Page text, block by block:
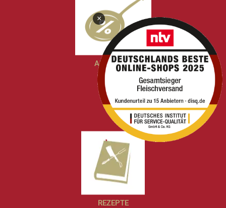
ANGEBOTE
REZEPTE
×